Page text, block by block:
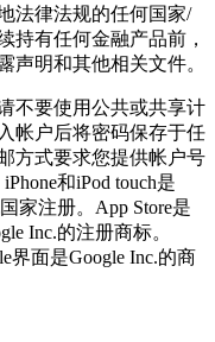
法律法规的任何国家/
持有任何金融产品前，
声明和其他相关文件。
不要使用公共或共享计
帐户后将密码保存于任
方式要求您提供帐户号
和iPod touch是
家注册。App Store是
Inc.的注册商标。
界面是Google Inc.的商